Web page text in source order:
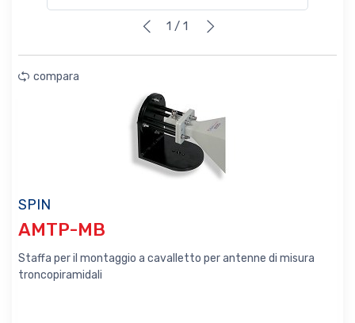
1 / 1
compara
SPIN
AMTP-MB
Staffa per il montaggio a cavalletto per antenne di misura
troncopiramidali